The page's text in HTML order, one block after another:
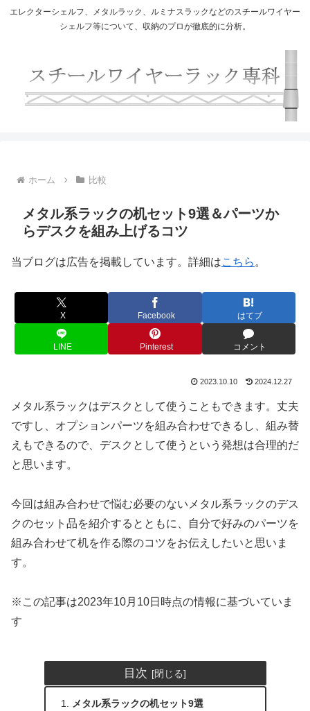
エレクターシェルフ、メタルラック、ルミナスラックなどのスチールワイヤー
シェルフ等について、収納のプロが徹底的に分析。
ホーム 比較
メタル系ラックの机セット9選＆パーツか
らデスクを組み上げるコツ
当ブログは広告を掲載しています。詳細はこちら 。
X Facebook はてブ
LINE Pinterest コメント
2023.10.10 2024.12.27
メタル系ラックはデスクとして使うこともできます。丈夫
ですし、オプションパーツを組み合わせできるし、組み替
えもできるので、デスクとして使うという発想は合理的だ
と思います。
今回は組み合わせで悩む必要のないメタル系ラックのデス
クのセット品を紹介するとともに、自分で好みのパーツを
組み合わせて机を作る際のコツをお伝えしたいと思いま
す。
※この記事は2023年10月10日時点の情報に基づいていま
す
目次
メタル系ラックの机セット9選